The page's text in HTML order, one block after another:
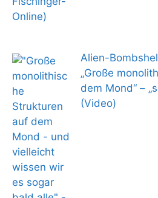
Alien-
„Große
dem Mond“ –
(Video)